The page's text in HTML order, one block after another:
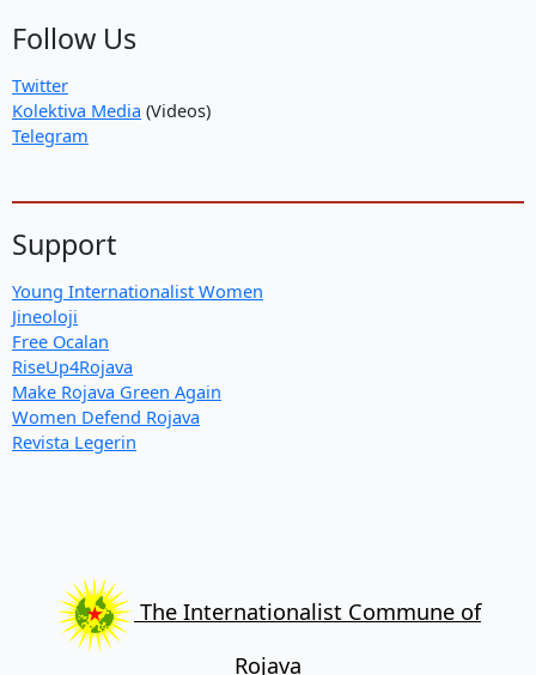
Follow Us
Twitter
Kolektiva Media (Videos)
Telegram
Support
Young Internationalist Women
Jineoloji
Free Ocalan
RiseUp4Rojava
Make Rojava Green Again
Women Defend Rojava
Revista Legerin
The Internationalist Commune of
Rojava